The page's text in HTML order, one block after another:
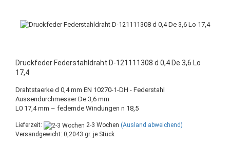
Druckfeder Federstahldraht D-121111308 d 0,4 De 3,6 Lo
17,4
Drahtstaerke d 0,4 mm EN 10270-1-DH - Federstahl
Aussendurchmesser De 3,6 mm
L0 17,4 mm – federnde Windungen n 18,5
Lieferzeit: 2-3 Wochen (Ausland abweichend)
Versandgewicht: 0,2043 gr. je Stück